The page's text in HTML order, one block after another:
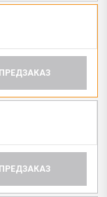
ПРЕДЗАКАЗ
ПРЕДЗАКАЗ